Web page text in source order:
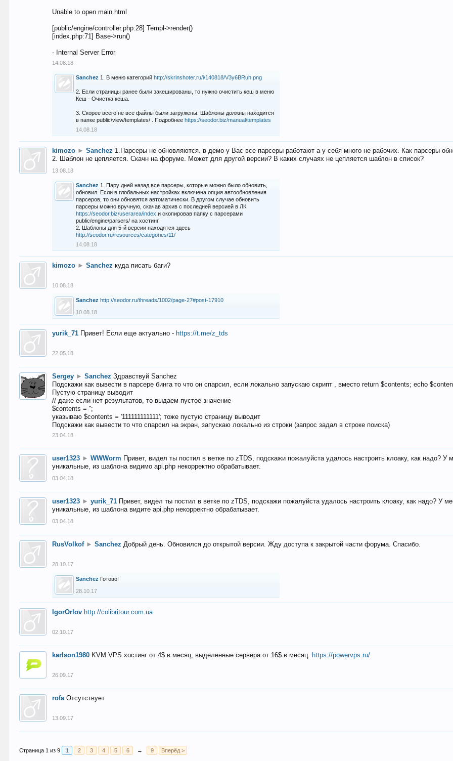
Unable to open main.html
[public/engine/controller.php:28] Templ->render()
[index.php:71] Base->run()
- Internal Server Error
14.08.18
Sanchez 1. В меню категорийhttp://skrinshoter.ru/i/140818/V3y6BRuh.png
2. Если страницы ранее были закешированы, то нужно очистить кеш в меню
Кеш - Очистка кеша.
3. Скорее всего не все файлы были загружены. Шаблоны должны находится
в папке public/view/templates/ . Подробнееhttps://seodor.biz/manual/templates
14.08.18
kimozo ► Sanchez 1.Парсеры не обновляются. в демо у Вас все парсеры работают а у себя много не рабочих. Как парсеры
2. Шаблон не цепляется. Скачн на форуме. Может для другой версии? В каких случаях не цепляется шаблон в список?
13.08.18
Sanchez 1. Пару дней назад все парсеры, которые можно было обновить,
обновил. Если в глобальных настройках включена опция автообновления
парсеров, то они обновятся автоматически. В другом случае обновить
парсеры можно вручную, скачав архив с последней версией в ЛК
https://seodor.biz/userarea/index и скопировав папку с парсерами
public/engine/parsers/ на хостинг.
2. Шаблоны для 5-й версии находятся здесь
http://seodor.ru/resources/categories/11/
14.08.18
kimozo ► Sanchez куда писать баги?
10.08.18
Sanchez http://seodor.ru/threads/1002/page-27#post-17910
10.08.18
yurik_71 Привет! Если еще актуально - https://t.me/z_tds
22.05.18
Sergey ► Sanchez Здравствуй Sanchez
Подскажи как вывести в парсере бинга то что он спарсил, если локально запускаю скрипт , вместо return $contents; echo
Пустую страницу выводит
// даже если нет результатов, то выдаем пустое значение
$contents = '';
указываю $contents = '111111111111'; тоже пустую страницу выводит
Подскажи как вывести то что спарсил на экран, запускаю локально из строки (запрос задал в строке поиска)
23.04.18
user1323 ► WWWorm Привет, видел ты постил в ветке по zTDS, подскажи пожалуйста удалось настроить клоаку, как надо?
уникальные, из шаблона видимо api.php некорректно обрабатывает.
03.04.18
user1323 ► yurik_71 Привет, видел ты постил в ветке по zTDS, подскажи пожалуйста удалось настроить клоаку, как надо? У
уникальные, из шаблона видите api.php некорректно обрабатывает.
03.04.18
RusVolkof ► Sanchez Добрый день. Обновился до открытой версии. Жду доступа к закрытой части форума. Спасибо.
28.10.17
Sanchez Готово!
28.10.17
IgorOrlov http://colibritour.com.ua
02.10.17
karlson1980 KVM VPS хостинг от 4$ в месяц, выделенные сервера от 16$ в месяц. https://powervps.ru/
26.09.17
rofa Отсутствует
13.09.17
Страница 1 из 9 1 2 3 4 5 6 → 9 Вперёд >